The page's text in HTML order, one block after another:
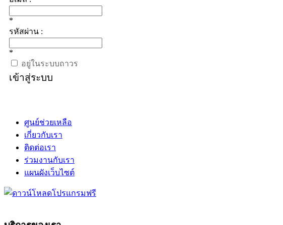
*
รหัสผ่าน :
*
อยู่ในระบบถาวร
เข้าสู่ระบบ
ศูนย์ช่วยเหลือ
เกี่ยวกับเรา
ติดต่อเรา
ร่วมงานกับเรา
แผนผังเว็บไซต์